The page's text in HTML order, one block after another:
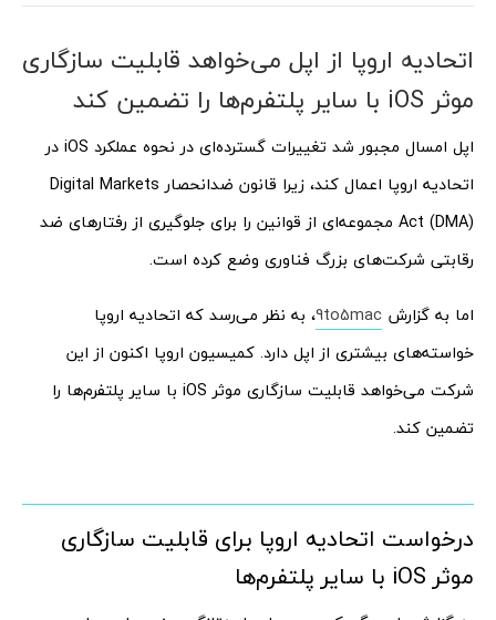
اتحادیه اروپا از اپل می‌خواهد قابلیت سازگاری
موثر iOS با سایر پلتفرم‌ها را تضمین کند
اپل امسال مجبور شد تغییرات گسترده‌ای در نحوه عملکرد iOS در
اتحادیه اروپا اعمال کند، زیرا قانون ضدانحصار Digital Markets
Act (DMA) مجموعه‌ای از قوانین را برای جلوگیری از رفتارهای ضد
رقابتی شرکت‌های بزرگ فناوری وضع کرده است.
اما به گزارش 9to5mac، به نظر می‌رسد که اتحادیه اروپا
خواسته‌های بیشتری از اپل دارد. کمیسیون اروپا اکنون از این
شرکت می‌خواهد قابلیت سازگاری موثر iOS با سایر پلتفرم‌ها را
تضمین کند.
درخواست اتحادیه اروپا برای قابلیت سازگاری
موثر iOS با سایر پلتفرم‌ها